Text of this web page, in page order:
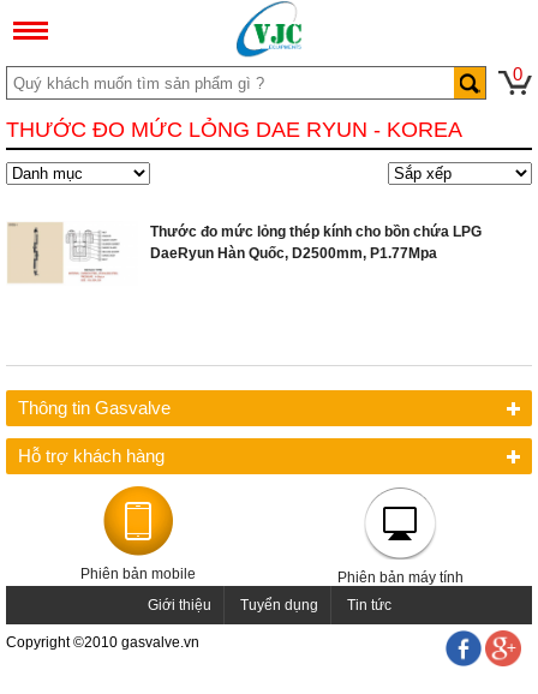
0
THƯỚC ĐO MỨC LỎNG DAE RYUN - KOREA
Thước đo mức lỏng thép kính cho bồn chứa LPG
DaeRyun Hàn Quốc, D2500mm, P1.77Mpa
Thông tin Gasvalve
Hỗ trợ khách hàng
Phiên bản mobile
Phiên bản máy tính
Giới thiệu
Tuyển dụng Tin tức
Copyright ©2010 gasvalve.vn